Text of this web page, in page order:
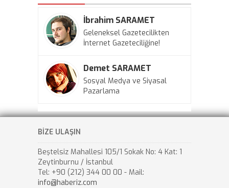
İbrahim SARAMET
Geleneksel Gazetecilikten
İnternet Gazeteciliğine!
Demet SARAMET
Sosyal Medya ve Siyasal
Pazarlama
BİZE ULAŞIN
Beştelsiz Mahallesi 105/1 Sokak No: 4 Kat: 1
Zeytinburnu / İstanbul
Tel: +90 (212) 344 00 00 - Mail:
info@haberiz.com